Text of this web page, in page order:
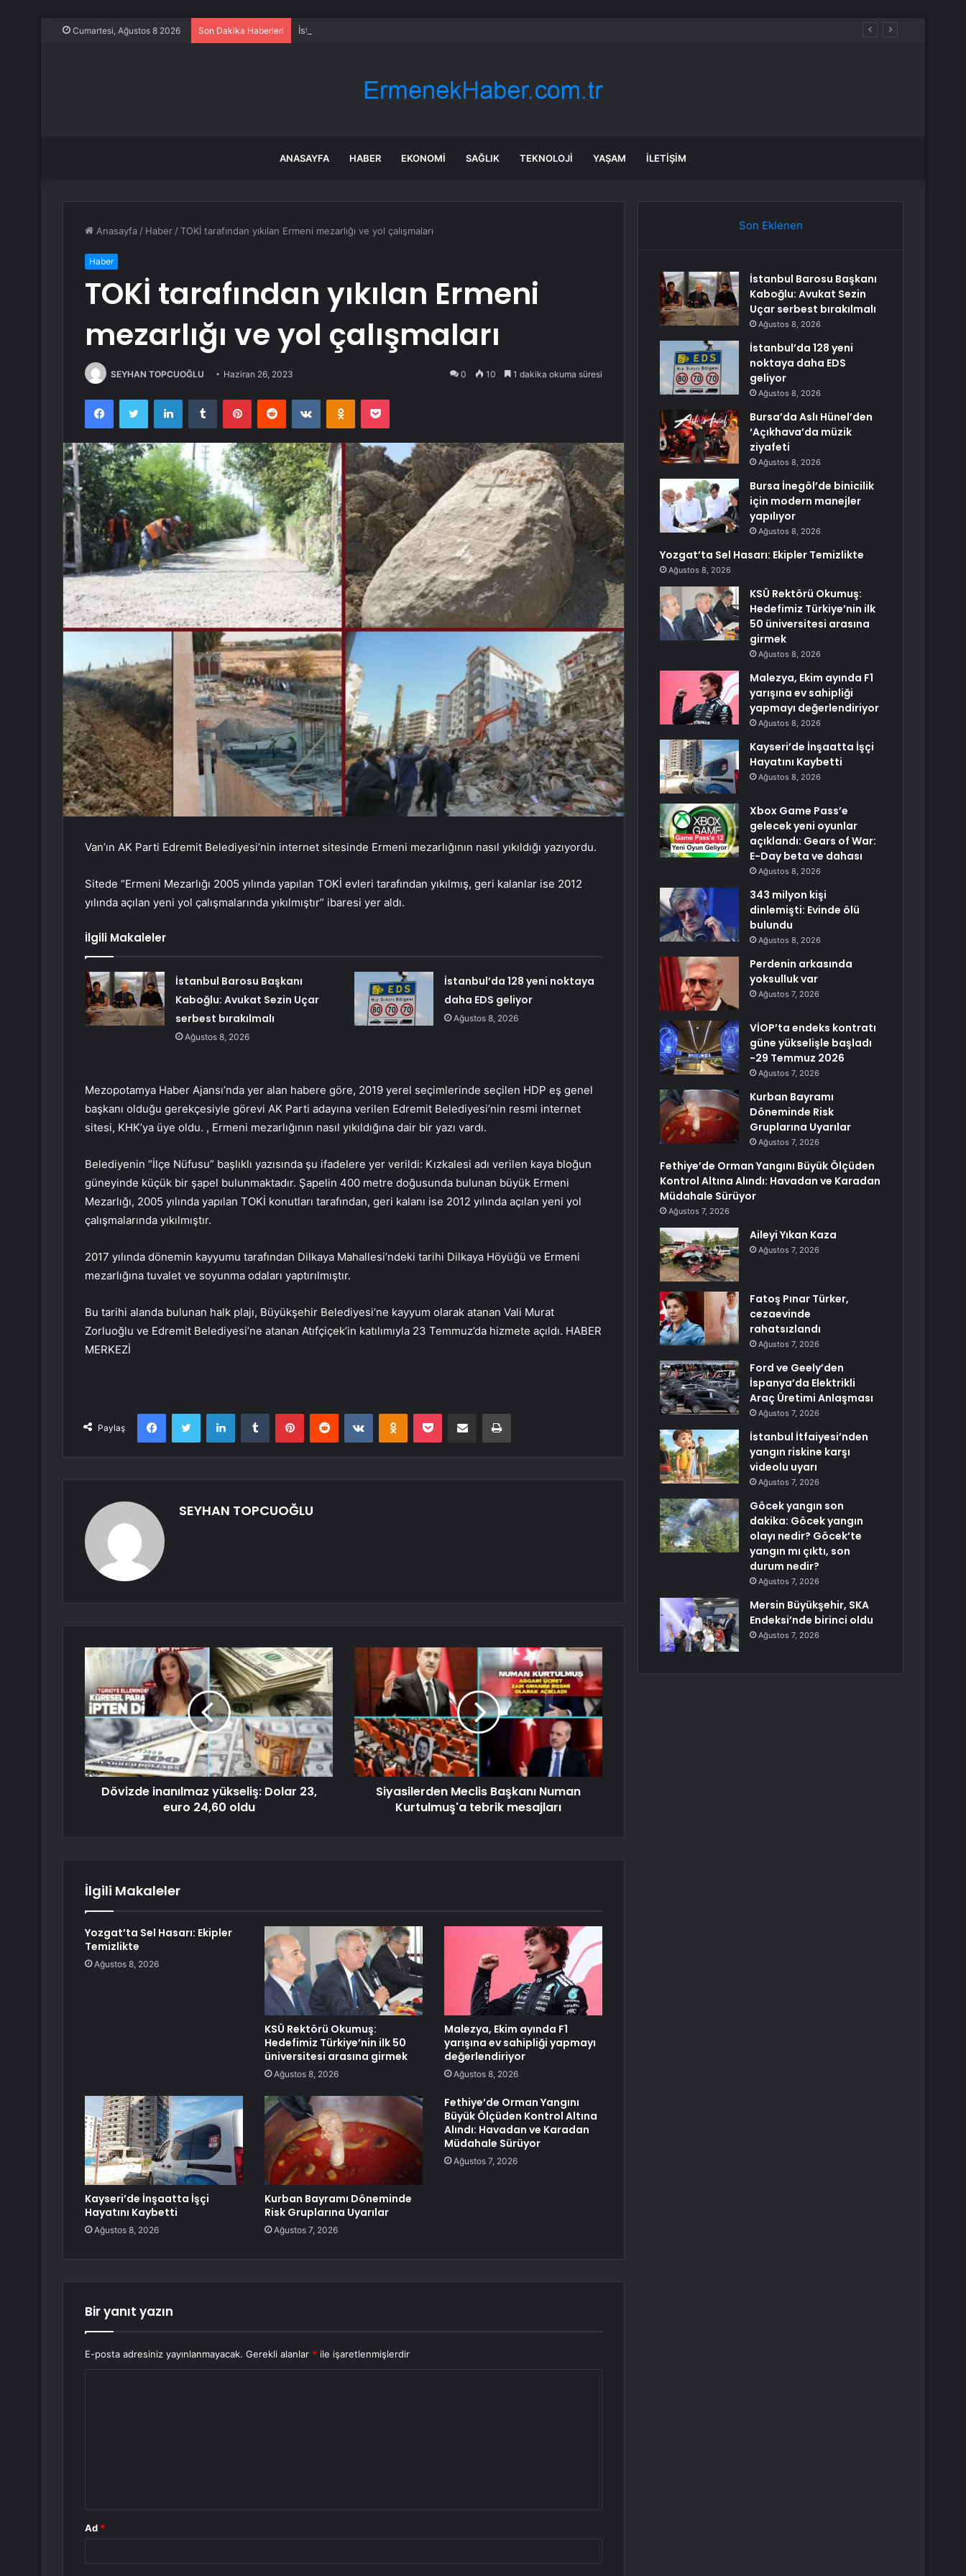
Cumartesi, Ağustos 8 2026 Son Dakika Haberleri İstanbul’da 128 yeni noktaya daha EDS geliyor
ANASAYFA HABER EKONOMI SAĞLIK TEKNOLOJI YAŞAM İLETIŞIM
Anasayfa / Haber /TOKİ tarafından yıkılan Ermeni mezarlığı ve yol çalışmaları
Haber
TOKİ tarafından yıkılan Ermeni
mezarlığı ve yol çalışmaları
SEYHAN TOPCUOĞLU Haziran 26, 2023 0 10 1 dakika okuma süresi
FacebookTwitter LinkedInTumblr PinterestReddit VKontakteOdnoklassniki
Pocket
Van’ın AK Parti Edremit Belediyesi’nin internet sitesinde Ermeni mezarlığının nasıl yıkıldığı yazıyordu.
Sitede “Ermeni Mezarlığı 2005 yılında yapılan TOKİ evleri tarafından yıkılmış, geri kalanlar ise 2012
yılında açılan yeni yol çalışmalarında yıkılmıştır” ibaresi yer aldı.
İlgili Makaleler
İstanbul Barosu Başkanı
Kaboğlu: Avukat Sezin Uçar
serbest bırakılmalı
Ağustos 8, 2026
İstanbul’da 128 yeni noktaya
daha EDS geliyor
Ağustos 8, 2026
Mezopotamya Haber Ajansı’nda yer alan habere göre, 2019 yerel seçimlerinde seçilen HDP eş genel
başkanı olduğu gerekçesiyle görevi AK Parti adayına verilen Edremit Belediyesi’nin resmi internet
sitesi, KHK’ya üye oldu. , Ermeni mezarlığının nasıl yıkıldığına dair bir yazı vardı.
Belediyenin “İlçe Nüfusu” başlıklı yazısında şu ifadelere yer verildi: Kızkalesi adı verilen kaya bloğun
güneyinde küçük bir şapel bulunmaktadır. Şapelin 400 metre doğusunda bulunan büyük Ermeni
Mezarlığı, 2005 yılında yapılan TOKİ konutları tarafından, geri kalanı ise 2012 yılında açılan yeni yol
çalışmalarında yıkılmıştır.
2017 yılında dönemin kayyumu tarafından Dilkaya Mahallesi’ndeki tarihi Dilkaya Höyüğü ve Ermeni
mezarlığına tuvalet ve soyunma odaları yaptırılmıştır.
Bu tarihi alanda bulunan halk plajı, Büyükşehir Belediyesi’ne kayyum olarak atanan Vali Murat
Zorluoğlu ve Edremit Belediyesi’ne atanan Atıfçiçek’in katılımıyla 23 Temmuz’da hizmete açıldı. HABER
MERKEZİ
Paylaş
FacebookTwitter LinkedInTumblr PinterestReddit VKontakteOdnoklassniki
Pocket E-Posta ile paylaş Yazdır
SEYHAN TOPCUOĞLU
Dövizde inanılmaz yükseliş: Dolar 23,
euro 24,60 oldu
Siyasilerden Meclis Başkanı Numan
Kurtulmuş'a tebrik mesajları
İlgili Makaleler
Yozgat’ta Sel Hasarı: Ekipler
Temizlikte
Ağustos 8, 2026
KSÜ Rektörü Okumuş:
Hedefimiz Türkiye’nin ilk 50
üniversitesi arasına girmek
Ağustos 8, 2026
Malezya, Ekim ayında F1
yarışına ev sahipliği yapmayı
değerlendiriyor
Ağustos 8, 2026
Kayseri’de İnşaatta İşçi
Hayatını Kaybetti
Ağustos 8, 2026
Kurban Bayramı Döneminde
Risk Gruplarına Uyarılar
Ağustos 7, 2026
Fethiye’de Orman Yangını
Büyük Ölçüden Kontrol Altına
Alındı: Havadan ve Karadan
Müdahale Sürüyor
Ağustos 7, 2026
Bir yanıt yazın
E-posta adresiniz yayınlanmayacak. Gerekli alanlar * ile işaretlenmişlerdir
Ad *
Son Eklenen
İstanbul Barosu Başkanı
Kaboğlu: Avukat Sezin
Uçar serbest bırakılmalı
Ağustos 8, 2026
İstanbul’da 128 yeni
noktaya daha EDS
geliyor
Ağustos 8, 2026
Bursa’da Aslı Hünel’den
‘Açıkhava’da müzik
ziyafeti
Ağustos 8, 2026
Bursa İnegöl’de binicilik
için modern manejler
yapılıyor
Ağustos 8, 2026
Yozgat’ta Sel Hasarı: Ekipler Temizlikte
Ağustos 8, 2026
KSÜ Rektörü Okumuş:
Hedefimiz Türkiye’nin ilk
50 üniversitesi arasına
girmek
Ağustos 8, 2026
Malezya, Ekim ayında F1
yarışına ev sahipliği
yapmayı değerlendiriyor
Ağustos 8, 2026
Kayseri’de İnşaatta İşçi
Hayatını Kaybetti
Ağustos 8, 2026
Xbox Game Pass’e
gelecek yeni oyunlar
açıklandı: Gears of War:
E-Day beta ve dahası
Ağustos 8, 2026
343 milyon kişi
dinlemişti: Evinde ölü
bulundu
Ağustos 8, 2026
Perdenin arkasında
yoksulluk var
Ağustos 7, 2026
VİOP’ta endeks kontratı
güne yükselişle başladı
-29 Temmuz 2026
Ağustos 7, 2026
Kurban Bayramı
Döneminde Risk
Gruplarına Uyarılar
Ağustos 7, 2026
Fethiye’de Orman Yangını Büyük Ölçüden
Kontrol Altına Alındı: Havadan ve Karadan
Müdahale Sürüyor
Ağustos 7, 2026
Aileyi Yıkan Kaza
Ağustos 7, 2026
Fatoş Pınar Türker,
cezaevinde
rahatsızlandı
Ağustos 7, 2026
Ford ve Geely’den
İspanya’da Elektrikli
Araç Üretimi Anlaşması
Ağustos 7, 2026
İstanbul İtfaiyesi’nden
yangın riskine karşı
videolu uyarı
Ağustos 7, 2026
Göcek yangın son
dakika: Göcek yangın
olayı nedir? Göcek’te
yangın mı çıktı, son
durum nedir?
Ağustos 7, 2026
Mersin Büyükşehir, SKA
Endeksi’nde birinci oldu
Ağustos 7, 2026